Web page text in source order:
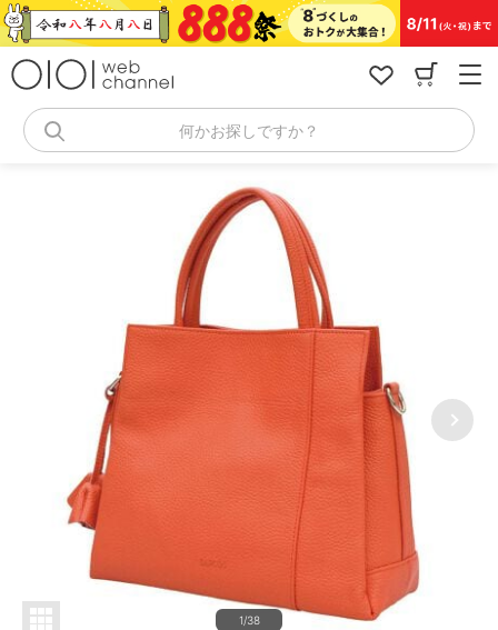
コ
ン
何かお探しですか？
1/38